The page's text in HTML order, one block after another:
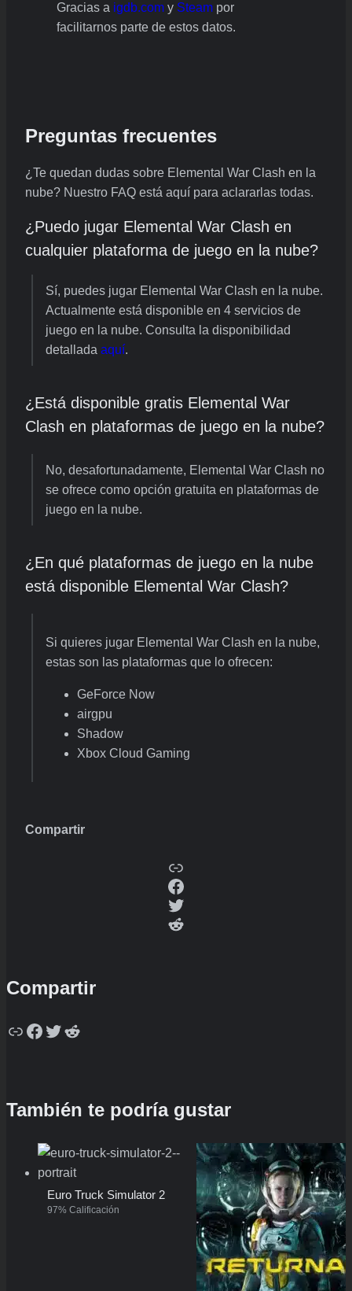
Gracias a igdb.com y Steam por
facilitarnos parte de estos datos.
Preguntas frecuentes
¿Te quedan dudas sobre Elemental War Clash en la
nube? Nuestro FAQ está aquí para aclararlas todas.
¿Puedo jugar Elemental War Clash en
cualquier plataforma de juego en la nube?
Sí, puedes jugar Elemental War Clash en la nube.
Actualmente está disponible en 4 servicios de
juego en la nube. Consulta la disponibilidad
detallada aquí.
¿Está disponible gratis Elemental War
Clash en plataformas de juego en la nube?
No, desafortunadamente, Elemental War Clash no
se ofrece como opción gratuita en plataformas de
juego en la nube.
¿En qué plataformas de juego en la nube
está disponible Elemental War Clash?
Si quieres jugar Elemental War Clash en la nube,
estas son las plataformas que lo ofrecen:
GeForce Now
airgpu
Shadow
Xbox Cloud Gaming
Compartir
Copy
Facebook
Twitter
Reddit
Compartir
Copy
Facebook
Twitter
Reddit
También te podría gustar
Euro Truck Simulator 2
97% Calificación